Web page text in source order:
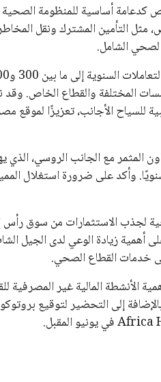
كدعامة أساسية للمنظومة
مثل التأمين المشترك ونقل
الشامل.
المختلفة والقطاع الخاص. وقد
للسياح الأجانب، تعزيزًا لموقع
المثمر مع الجانب الروسي،
يزورون مصر سنويًا. وأكد على ضرورة
لجذب الاستثمارات من سوق رأس
زيادة الوعي لدى الجيل
خدمات القطاع الصحي.
الأنشطة المالية غير
إلى التحضير لتوقيع